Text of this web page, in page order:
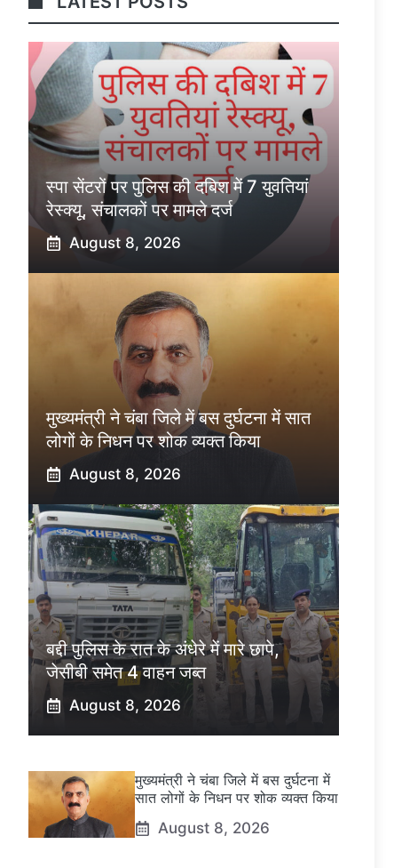
स्पा सेंटरों पर पुलिस की दबिश में 7 युवतियां
रेस्क्यू, संचालकों पर मामले दर्ज
August 8, 2026
मुख्यमंत्री ने चंबा जिले में बस दुर्घटना में सात
लोगों के निधन पर शोक व्यक्त किया
August 8, 2026
बद्दी पुलिस के रात के अंधेरे में मारे छापे,
जेसीबी समेत 4 वाहन जब्त
August 8, 2026
मुख्यमंत्री ने चंबा जिले में बस दुर्घटना में
सात लोगों के निधन पर शोक व्यक्त किया
August 8, 2026